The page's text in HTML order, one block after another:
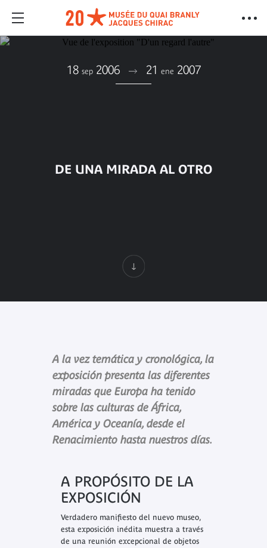
18 sep 2006 21 ene 2007
DE UNA MIRADA AL OTRO
A la vez temática y cronológica, la
exposición presenta las diferentes
miradas que Europa ha tenido
sobre las culturas de África,
América y Oceanía, desde el
Renacimiento hasta nuestros días.
A PROPÓSITO DE LA
EXPOSICIÓN
Verdadero manifiesto del nuevo museo,
esta exposición inédita muestra a través
de una reunión excepcional de objetos